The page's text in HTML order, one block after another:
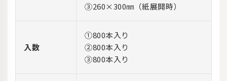
③260×300㎜（紙展開時）
入数
①800本入り
②800本入り
③800本入り